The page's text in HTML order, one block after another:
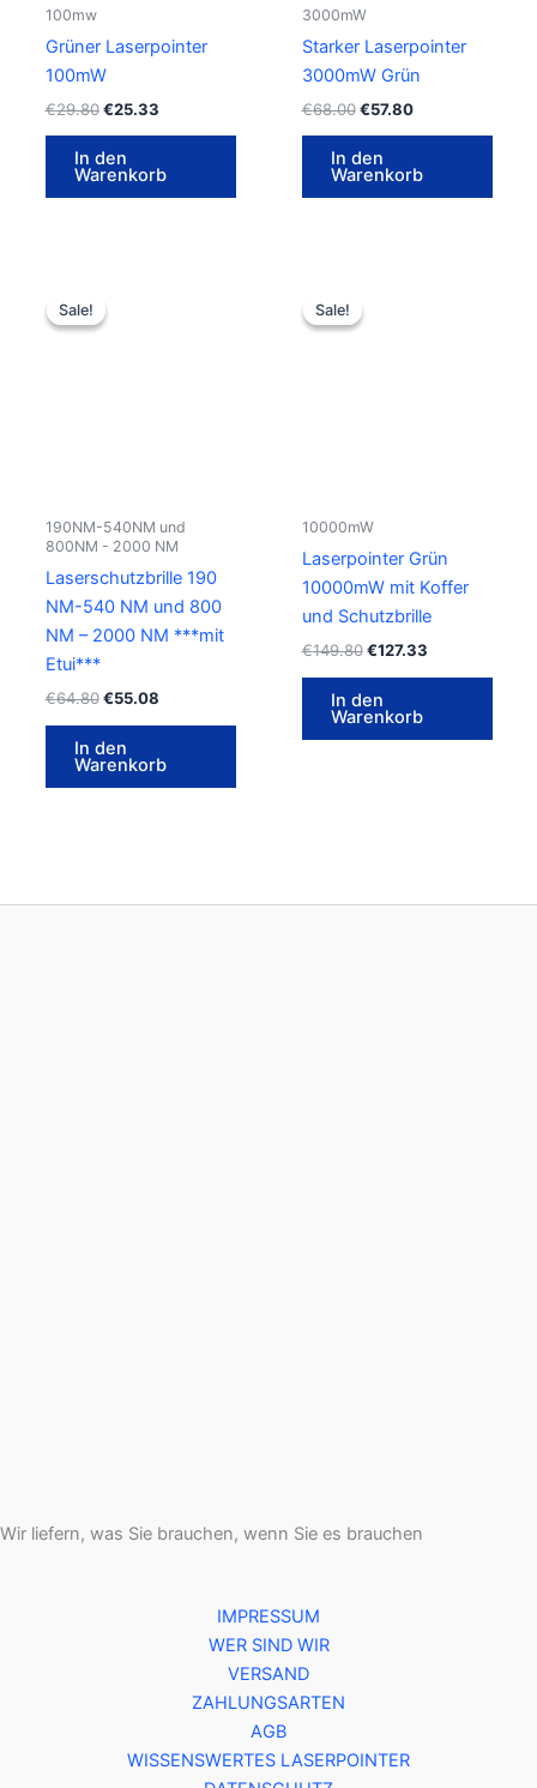
100mw
Grüner Laserpointer
100mW
€29.80 €25.33
In den
Warenkorb
3000mW
Starker Laserpointer
3000mW Grün
€68.00 €57.80
In den
Warenkorb
Sale!
Sale!
190NM-540NM und
800NM - 2000 NM
Laserschutzbrille 190
NM-540 NM und 800
NM – 2000 NM ***mit
Etui***
€64.80
war:
€55.08
In den
Warenkorb
Sale!
Sale!
10000mW
Laserpointer Grün
10000mW mit Koffer
und Schutzbrille
€149.80 €127.33
In den
Warenkorb
Wir liefern, was Sie brauchen, wenn Sie es brauchen
IMPRESSUM
WER SIND WIR
VERSAND
ZAHLUNGSARTEN
AGB
WISSENSWERTES LASERPOINTER